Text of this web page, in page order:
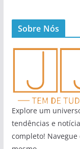
Sobre Nós
Explore um
tendências e
completo!